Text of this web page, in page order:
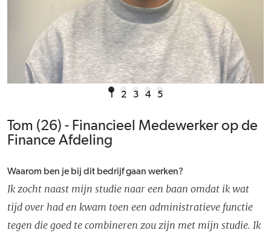
1 2 3 4 5
Tom (26) - Financieel Medewerker op de
Finance Afdeling
Waarom ben je bij dit bedrijf gaan werken?
Ik zocht naast mijn studie naar een baan omdat ik wat
tijd over had en kwam toen een administratieve functie
tegen die goed te combineren zou zijn met mijn studie. Ik